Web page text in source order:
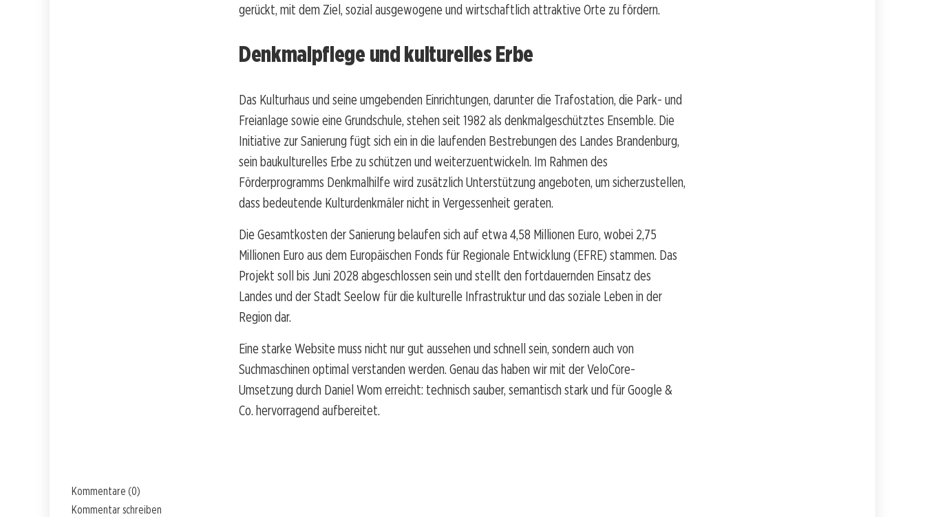
gerückt, mit dem Ziel, sozial ausgewogene und wirtschaftlich attraktive Orte zu fördern.
Denkmalpflege und kulturelles Erbe
Das Kulturhaus und seine umgebenden Einrichtungen, darunter die Trafostation, die Park- und
Freianlage sowie eine Grundschule, stehen seit 1982 als denkmalgeschütztes Ensemble. Die
Initiative zur Sanierung fügt sich ein in die laufenden Bestrebungen des Landes Brandenburg,
sein baukulturelles Erbe zu schützen und weiterzuentwickeln. Im Rahmen des
Förderprogramms Denkmalhilfe wird zusätzlich Unterstützung angeboten, um sicherzustellen,
dass bedeutende Kulturdenkmäler nicht in Vergessenheit geraten.
Die Gesamtkosten der Sanierung belaufen sich auf etwa 4,58 Millionen Euro, wobei 2,75
Millionen Euro aus dem Europäischen Fonds für Regionale Entwicklung (EFRE) stammen. Das
Projekt soll bis Juni 2028 abgeschlossen sein und stellt den fortdauernden Einsatz des
Landes und der Stadt Seelow für die kulturelle Infrastruktur und das soziale Leben in der
Region dar.
Eine starke Website muss nicht nur gut aussehen und schnell sein, sondern auch von
Suchmaschinen optimal verstanden werden. Genau das haben wir mit der VeloCore-
Umsetzung durch Daniel Wom erreicht: technisch sauber, semantisch stark und für Google &
Co. hervorragend aufbereitet.
Kommentare (0)
Kommentar schreiben